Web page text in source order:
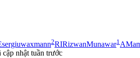
sergiuwaxmann2RIRizwanMunawar1AM
cập nhật tuần trước